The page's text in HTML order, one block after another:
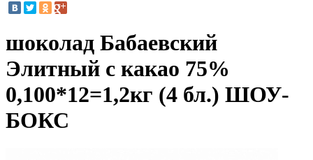
шоколад Бабаевский
Элитный с какао 75%
0,100*12=1,2кг (4 бл.) ШОУ-
БОКС